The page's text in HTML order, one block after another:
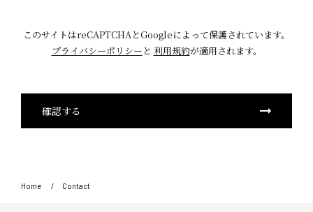
このサイトはreCAPTCHAとGoogleによって保護されています。
プライバシーポリシー と 利用規約が適用されます。
Home Contact